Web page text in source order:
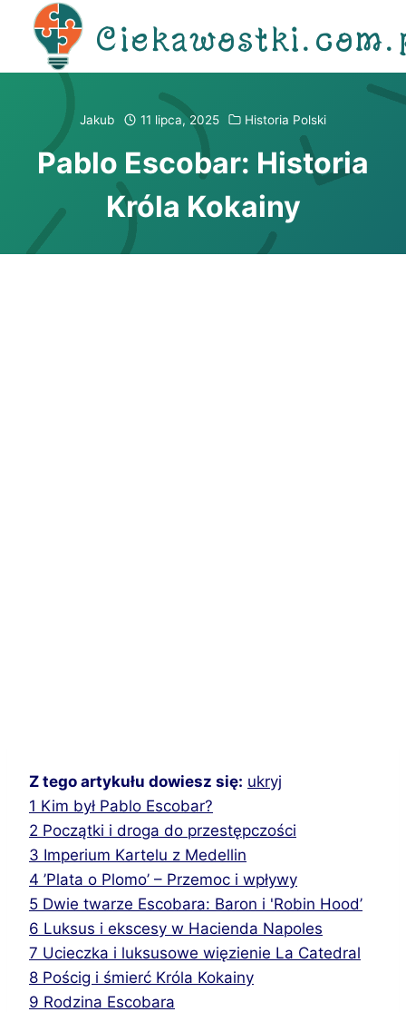
Przejdź
Jakub 11 lipca, 2025 Historia Polski
Pablo Escobar: Historia
Króla Kokainy
Z tego artykułu dowiesz się: ukryj
1 Kim był Pablo Escobar?
2 Początki i droga do przestępczości
3 Imperium Kartelu z Medellin
4 ’Plata o Plomo’ – Przemoc i wpływy
5 Dwie twarze Escobara: Baron i 'Robin Hood’
6 Luksus i ekscesy w Hacienda Napoles
7 Ucieczka i luksusowe więzienie La Catedral
8 Pościg i śmierć Króla Kokainy
9 Rodzina Escobara